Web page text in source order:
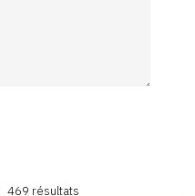
469 résultats